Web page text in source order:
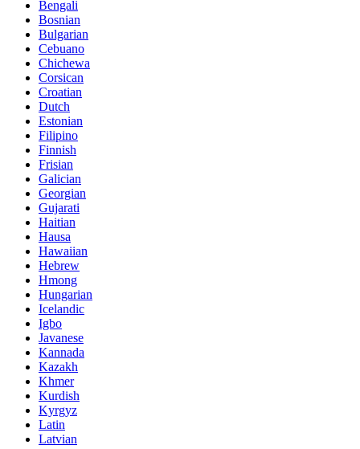
Bengali
Bosnian
Bulgarian
Cebuano
Chichewa
Corsican
Croatian
Dutch
Estonian
Filipino
Finnish
Frisian
Galician
Georgian
Gujarati
Haitian
Hausa
Hawaiian
Hebrew
Hmong
Hungarian
Icelandic
Igbo
Javanese
Kannada
Kazakh
Khmer
Kurdish
Kyrgyz
Latin
Latvian